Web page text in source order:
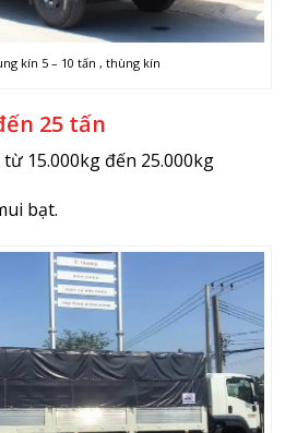
kín 5 – 10 tấn , thùng kín
25 tấn
15.000kg đến 25.000kg
bạt.